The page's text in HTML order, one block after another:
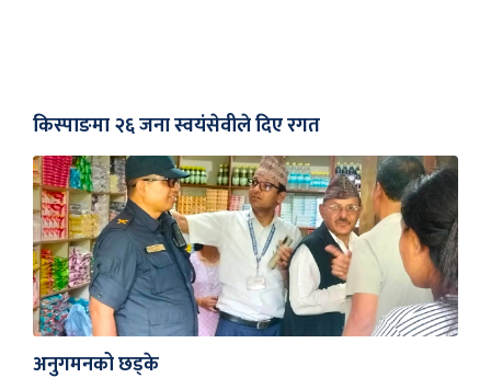
किस्पाङमा २६ जना स्वयंसेवीले दिए रगत
अनुगमनको छड्के